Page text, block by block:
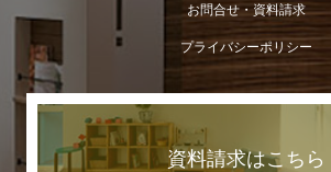
お問合せ・資料請求
プライバシーポリシー
資料請求はこちら